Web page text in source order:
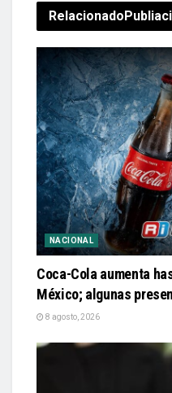
Relacionado
NACIONAL
Coca-Cola aumenta
México; algunas
8 agosto, 2026